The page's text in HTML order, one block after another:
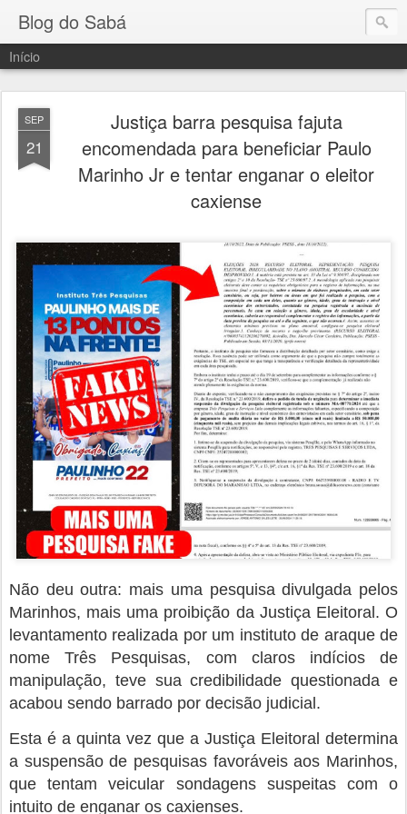
Blog do Sabá
Início
SEP
21
Justiça barra pesquisa fajuta
encomendada para beneficiar Paulo
Marinho Jr e tentar enganar o eleitor
caxiense
Não deu outra: mais uma pesquisa divulgada pelos
Marinhos, mais uma proibição da Justiça Eleitoral. O
levantamento realizada por um instituto de araque de
nome Três Pesquisas, com claros indícios de
manipulação, teve sua credibilidade questionada e
acabou sendo barrado por decisão judicial.
Esta é a quinta vez que a Justiça Eleitoral determina
a suspensão de pesquisas favoráveis aos Marinhos,
que tentam veicular sondagens suspeitas com o
intuito de enganar os caxienses.